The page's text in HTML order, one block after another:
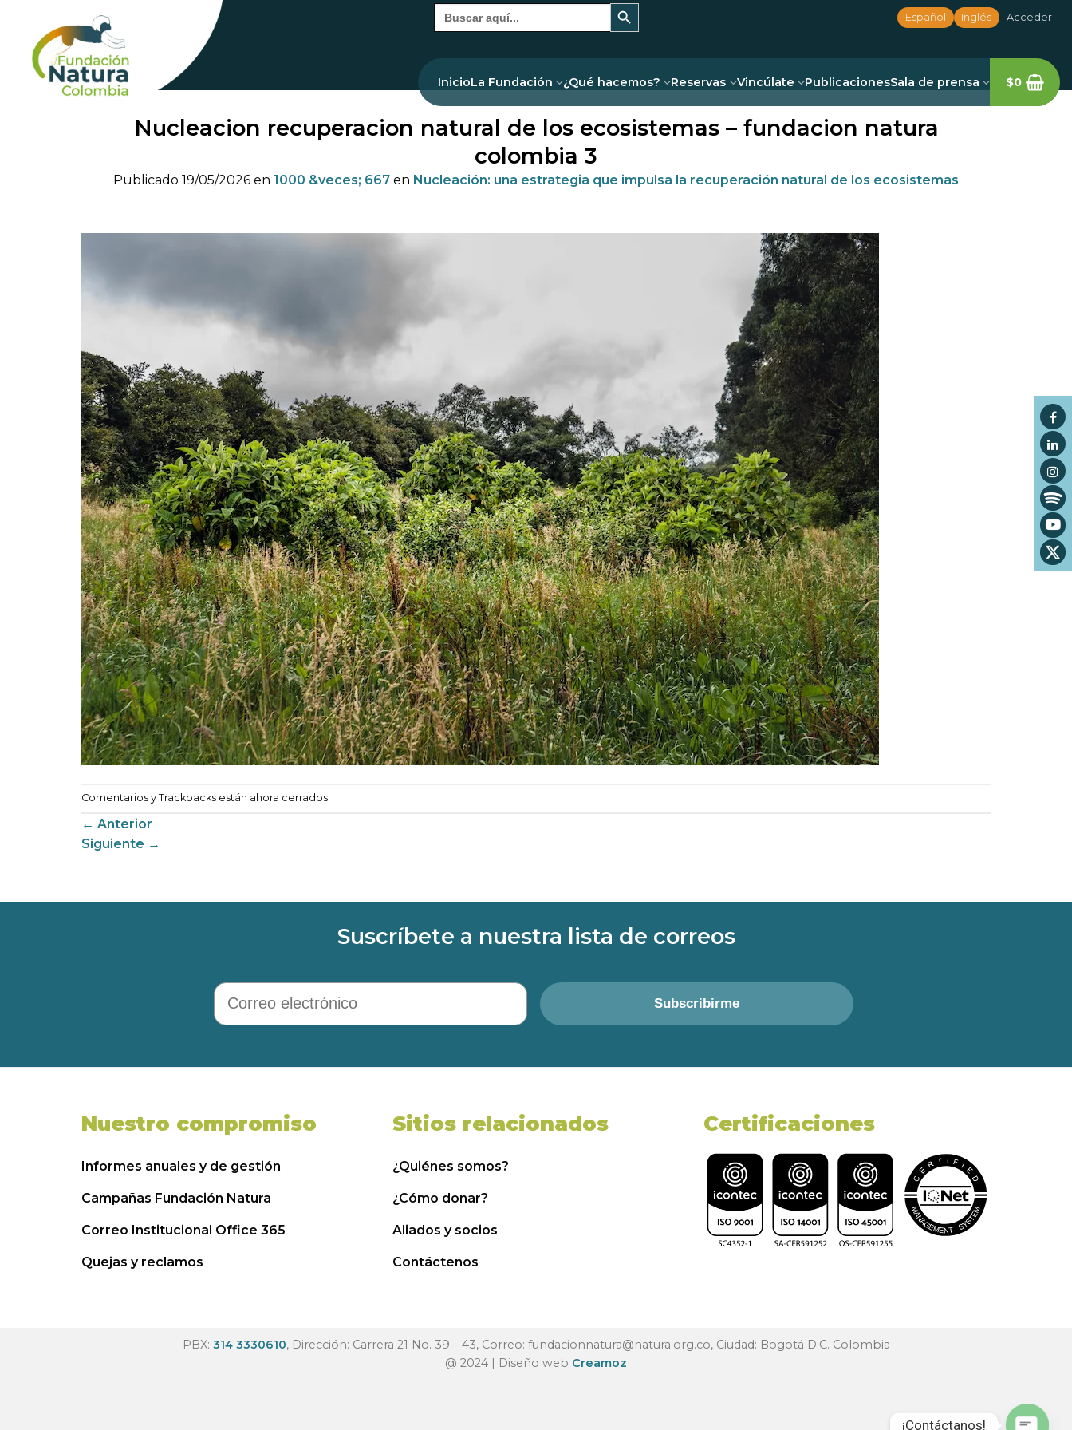
content
Buscar:
Español Inglés Acceder
InicioLa Fundación ¿Qué hacemos? Reservas Vincúlate PublicacionesSala de prensa $0
Nucleacion recuperacion natural de los ecosistemas – fundacion natura
colombia 3
Publicado 19/05/2026 en 1000 &veces; 667 en Nucleación: una estrategia que impulsa la recuperación natural de los ecosistemas
Comentarios y Trackbacks están ahora cerrados.
← Anterior
Siguiente →
Suscríbete a nuestra lista de correos
Correo electrónico
Subscribirme
Nuestro compromiso
Informes anuales y de gestión
Campañas Fundación Natura
Correo Institucional Office 365
Quejas y reclamos
Sitios relacionados
¿Quiénes somos?
¿Cómo donar?
Aliados y socios
Contáctenos
Certificaciones
PBX: 314 3330610, Dirección: Carrera 21 No. 39 – 43, Correo: fundacionnatura@natura.org.co, Ciudad: Bogotá D.C. Colombia
@ 2024 | Diseño web Creamoz
¡Contáctanos!